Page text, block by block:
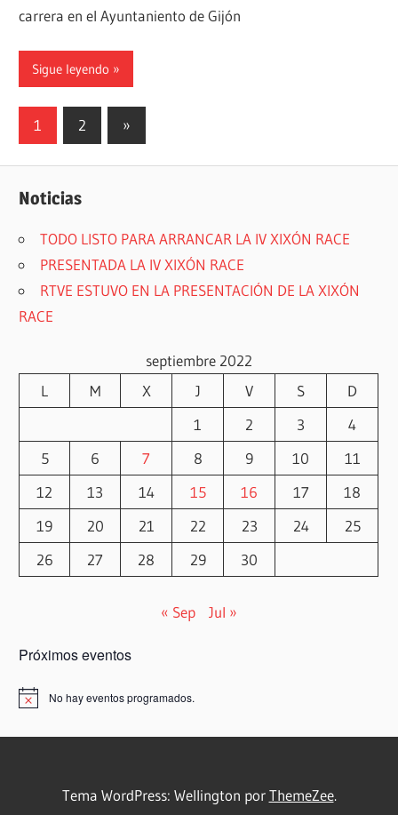
carrera en el Ayuntaniento de Gijón
Sigue leyendo
Paginación
entradas
1 2
Siguientes
entradas
»
Noticias
TODO LISTO PARA ARRANCAR LA IV XIXÓN RACE
PRESENTADA LA IV XIXÓN RACE
RTVE ESTUVO EN LA PRESENTACIÓN DE LA XIXÓN
RACE
septiembre 2022
L
M X J V S
D
1
2 3
4
5
6 7 8 9 10
11
12
13 14 15 16 17
18
19
20 21 22 23 24
25
26
27 28 29 30
« Sep Jul »
Próximos eventos
Aviso No hay eventos programados.
Tema WordPress: Wellington porThemeZee.